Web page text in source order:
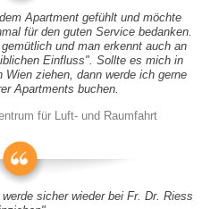
Apartment gefühlt und möchte
für den guten Service bedanken.
und man erkennt auch an
Einfluss". Sollte es mich in
ziehen, dann werde ich gerne
Apartments buchen.
für Luft- und Raumfahrt
sicher wieder bei Fr. Dr. Riess